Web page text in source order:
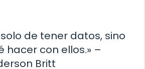
de tener datos, sino
hacer con ellos.» –
Britt